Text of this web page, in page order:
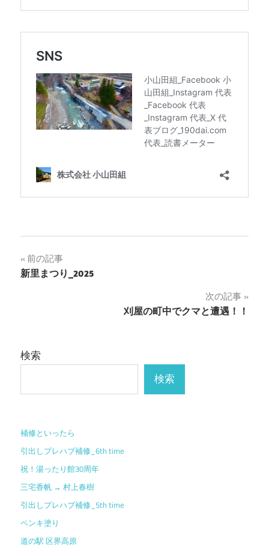
投
稿
ゲ
シ
ョ
ン
前の記事
新里まつり_2025
次の記事
刈屋の町中でクマと遭遇！！
検索
検索
補修といったら
引出しプレハブ補修_6th time
祝！湯ったり館30周年
三宅香帆 → 村上春樹
引出しプレハブ補修_5th time
ペンキ塗り
道の駅 区界高原